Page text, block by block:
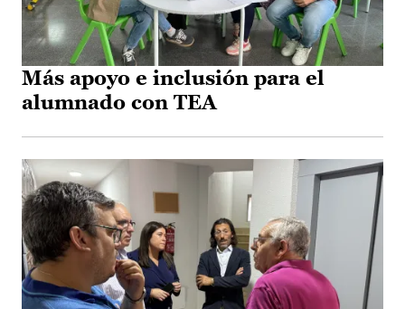
Más apoyo e inclusión para el
alumnado con TEA